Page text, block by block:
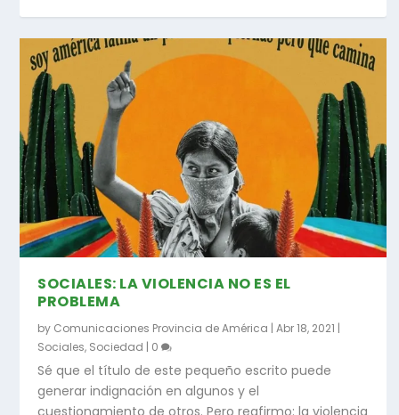
SOCIALES: LA VIOLENCIA NO ES EL
PROBLEMA
by Comunicaciones Provincia de América |Abr 18, 2021 |
Sociales, Sociedad | 0
Sé que el título de este pequeño escrito puede
generar indignación en algunos y el